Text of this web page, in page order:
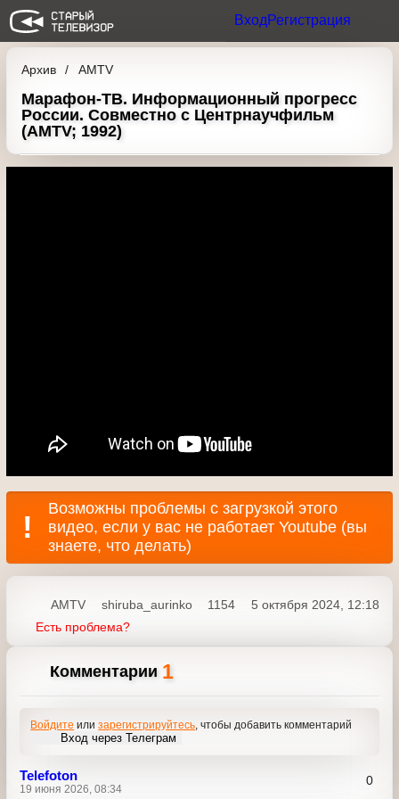
Вход Регистрация
Архив AMTV
Марафон-ТВ. Информационный прогресс
России. Совместно с Центрнаучфильм
(AMTV; 1992)
Возможны проблемы с загрузкой этого
видео, если у вас не работает Youtube (вы
знаете, что делать)
AMTV shiruba_aurinko 1154
5 октября 2024, 12:18
Есть проблема?
Комментарии1
Войдитеилизарегистрируйтесь, чтобы добавить
комментарий